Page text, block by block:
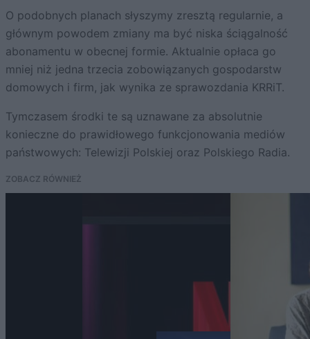
O podobnych planach słyszymy zresztą regularnie, a
głównym powodem zmiany ma być niska ściągalność
abonamentu w obecnej formie. Aktualnie opłaca go
mniej niż jedna trzecia zobowiązanych gospodarstw
domowych i firm, jak wynika ze sprawozdania KRRiT.
Tymczasem środki te są uznawane za absolutnie
konieczne do prawidłowego funkcjonowania mediów
państwowych: Telewizji Polskiej oraz Polskiego Radia.
ZOBACZ RÓWNIEŻ